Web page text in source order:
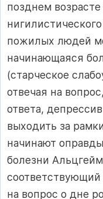
позднем
пожилых людей
начинающаяся
(старческое
отвечая на
ответа,
выходить за
начинают
болезни
на вопрос о дне